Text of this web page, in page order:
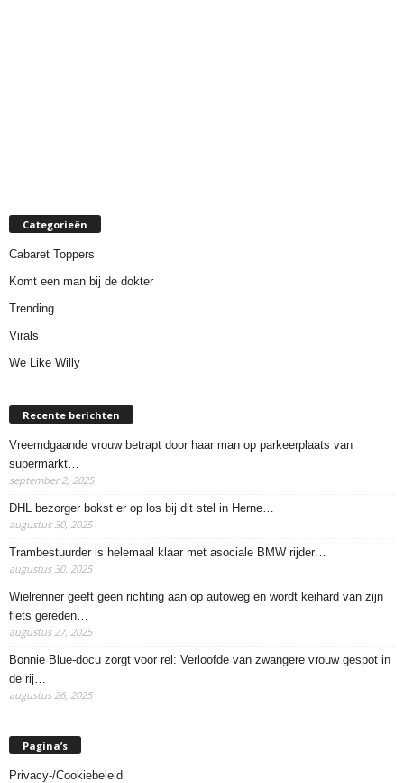
Categorieën
Cabaret Toppers
Komt een man bij de dokter
Trending
Virals
We Like Willy
Recente berichten
Vreemdgaande vrouw betrapt door haar man op parkeerplaats van
supermarkt…
september 2, 2025
DHL bezorger bokst er op los bij dit stel in Herne…
augustus 30, 2025
Trambestuurder is helemaal klaar met asociale BMW rijder…
augustus 30, 2025
Wielrenner geeft geen richting aan op autoweg en wordt keihard van zijn
fiets gereden…
augustus 27, 2025
Bonnie Blue-docu zorgt voor rel: Verloofde van zwangere vrouw gespot in
de rij…
augustus 26, 2025
Pagina’s
Privacy-/Cookiebeleid